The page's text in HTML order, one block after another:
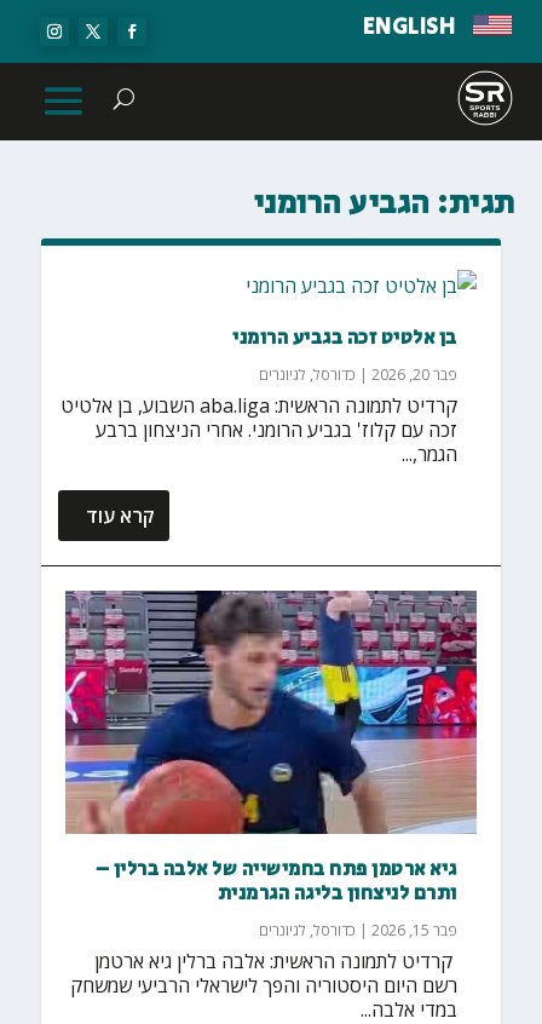
ENGLISH
תגית: הגביע הרומני
בן אלטיט זכה בגביע הרומני
פבר 20, 2026 | כדורסל, לגיונרים
קרדיט לתמונה הראשית: aba.liga השבוע, בן אלטיט
זכה עם קלוז' בגביע הרומני. אחרי הניצחון ברבע
הגמר,...
קרא עוד
גיא ארטמן פתח בחמישייה של אלבה ברלין –
ותרם לניצחון בליגה הגרמנית
פבר 15, 2026 | כדורסל, לגיונרים
‏ קרדיט לתמונה הראשית: אלבה ברלין גיא ארטמן
רשם היום היסטוריה והפך לישראלי הרביעי שמשחק
במדי אלבה...